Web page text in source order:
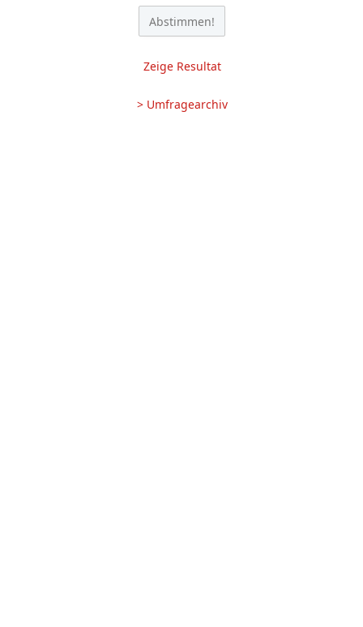
Zeige Resultat
> Umfragearchiv